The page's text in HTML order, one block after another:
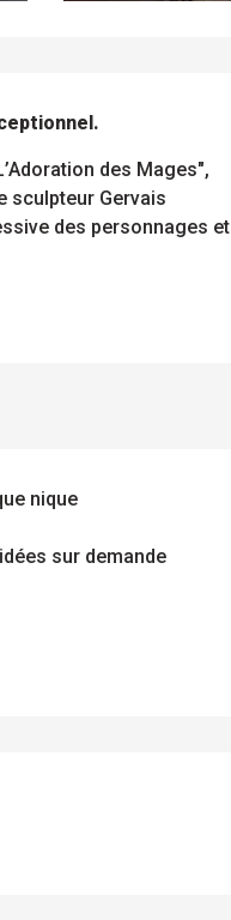
des Mages",
sculpteur Gervais
des personnages et
nique
sur demande